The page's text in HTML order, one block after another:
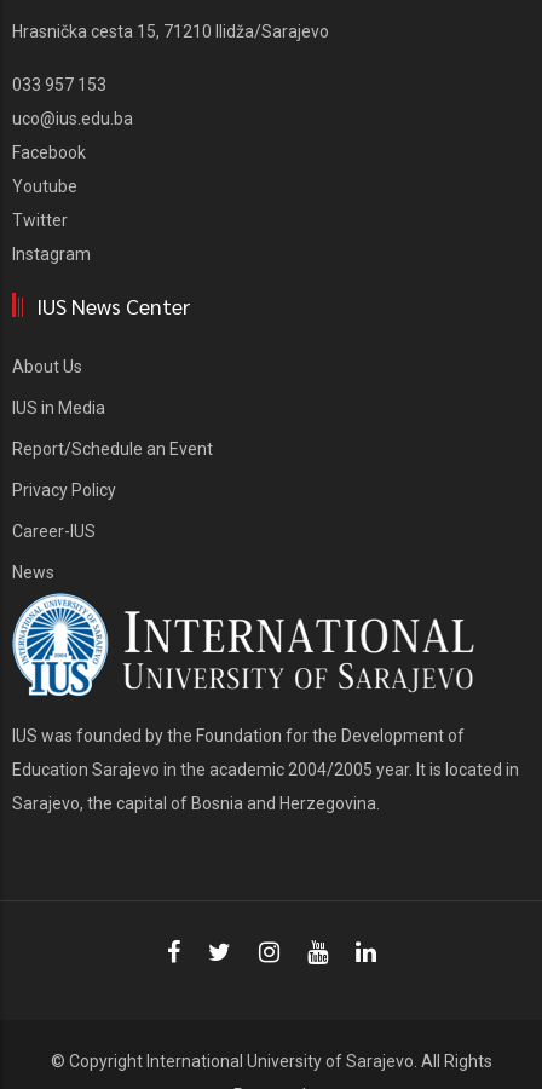
Hrasnička cesta 15, 71210 Ilidža/Sarajevo
033 957 153
uco@ius.edu.ba
Facebook
Youtube
Twitter
Instagram
IUS News Center
About Us
IUS in Media
Report/Schedule an Event
Privacy Policy
Career-IUS
News
IUS was founded by the Foundation for the Development of
Education Sarajevo in the academic 2004/2005 year. It is located in
Sarajevo, the capital of Bosnia and Herzegovina.
© Copyright International University of Sarajevo. All Rights